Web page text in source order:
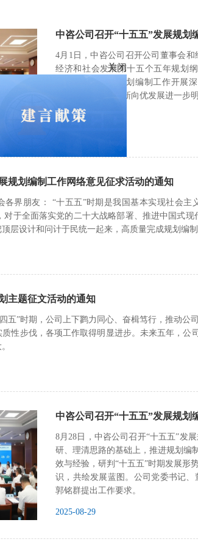
中咨公司召开“十五五”发展规划
4月1日，中咨公司召开公司董事会
经济和社会发展第十五个五年规划
司“十五五”发展规划编制工作开展
现“十五五”时期向新向优发展进一步
2026-04-02
规划编制工作网络意见征求活动的通知
各界朋友： “十五五”时期是我国基本实现社会
对于全面落实党的二十大战略部署、推进中国式
层设计和问计于民统一起来，高质量完成规划编制
主题征文活动的通知
五”时期，公司上下鹨力同心、奋楫笃行，推动公
性步伐，各项工作取得明显进步。未来五年，公
中咨公司召开“十五五”发展规划
8月28日，中咨公司召开“十五五”发
研、理清思路的基础上，推进规划编
效与经验，研判“十五五”时期发展形
识，共绘发展蓝图。公司党委书记
郭铭群提出工作要求。
2025-08-29
关闭